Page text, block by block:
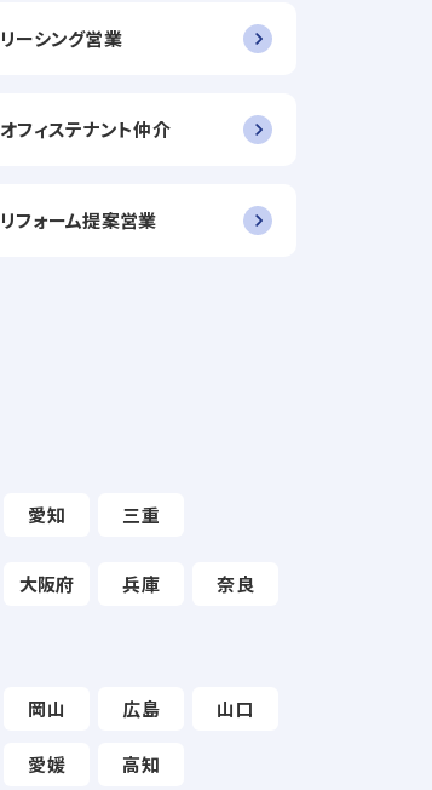
リーシング営業
オフィステナント仲介
リフォーム提案営業
愛知 三重
大阪府 兵庫 奈良
岡山 広島 山口
愛媛 高知